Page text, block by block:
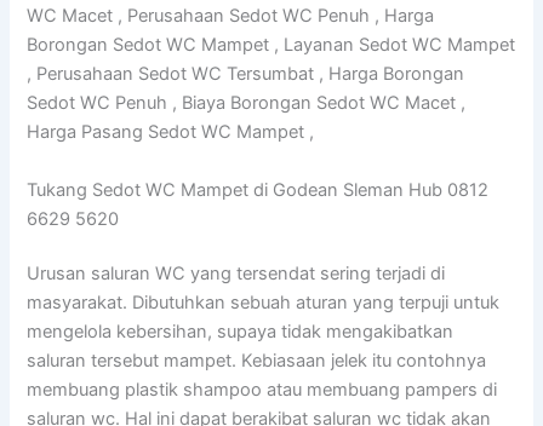
WC Macet , Perusahaan Sedot WC Penuh , Harga
Borongan Sedot WC Mampet , Layanan Sedot WC Mampet
, Perusahaan Sedot WC Tersumbat , Harga Borongan
Sedot WC Penuh , Biaya Borongan Sedot WC Macet ,
Harga Pasang Sedot WC Mampet ,
Tukang Sedot WC Mampet di Godean Sleman Hub 0812
6629 5620
Urusan saluran WC yang tersendat sering terjadi di
masyarakat. Dibutuhkan sebuah aturan yang terpuji untuk
mengelola kebersihan, supaya tidak mengakibatkan
saluran tersebut mampet. Kebiasaan jelek itu contohnya
membuang plastik shampoo atau membuang pampers di
saluran wc. Hal ini dapat berakibat saluran wc tidak akan